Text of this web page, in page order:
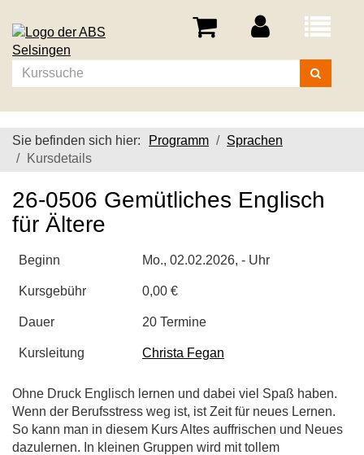
Menü
Kurse
suchen
Sie befinden sich hier: Programm
Sprachen
Kursdetails
26-0506 Gemütliches Englisch
für Ältere
Beginn Mo., 02.02.2026, - Uhr
Kursgebühr 0,00 €
Dauer 20 Termine
Kursleitung Christa Fegan
Ohne Druck Englisch lernen und dabei viel Spaß haben.
Wenn der Berufsstress weg ist, ist Zeit für neues Lernen.
So kann man in diesem Kurs Altes auffrischen und Neues
dazulernen. In kleinen Gruppen wird mit tollem